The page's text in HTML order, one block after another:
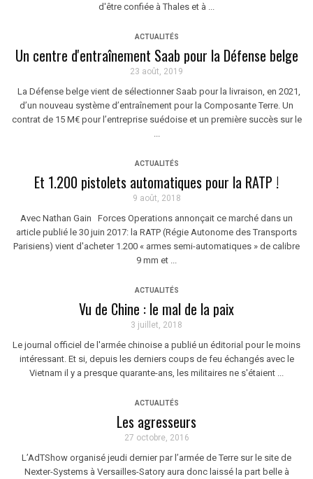
d'être confiée à Thales et à ...
ACTUALITÉS
Un centre d'entraînement Saab pour la Défense belge
23 août, 2019
La Défense belge vient de sélectionner Saab pour la livraison, en 2021,
d’un nouveau système d’entraînement pour la Composante Terre. Un
contrat de 15 M€ pour l’entreprise suédoise et un première succès sur le
ACTUALITÉS
Et 1.200 pistolets automatiques pour la RATP !
9 août, 2018
Avec Nathan Gain Forces Operations annonçait ce marché dans un
article publié le 30 juin 2017: la RATP (Régie Autonome des Transports
Parisiens) vient d'acheter 1.200 « armes semi-automatiques » de calibre
9 mm et ...
ACTUALITÉS
Vu de Chine : le mal de la paix
3 juillet, 2018
Le journal officiel de l'armée chinoise a publié un éditorial pour le moins
intéressant. Et si, depuis les derniers coups de feu échangés avec le
Vietnam il y a presque quarante-ans, les militaires ne s'étaient ...
ACTUALITÉS
Les agresseurs
27 octobre, 2016
L’AdTShow organisé jeudi dernier par l’armée de Terre sur le site de
Nexter-Systems à Versailles-Satory aura donc laissé la part belle à